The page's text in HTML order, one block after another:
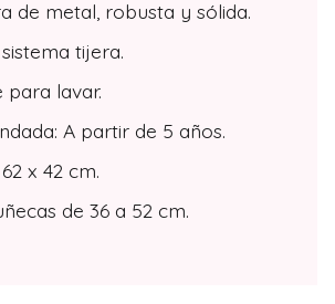
de metal, robusta y sólida.
tijera.
para lavar.
A partir de 5 años.
x 42 cm.
de 36 a 52 cm.